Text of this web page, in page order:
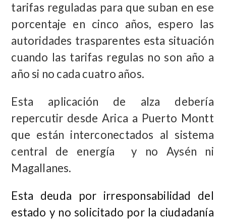
tarifas reguladas para que suban en ese
porcentaje en cinco años, espero las
autoridades trasparentes esta situación
cuando las tarifas regulas no son año a
año si no cada cuatro años.
Esta aplicación de alza debería
repercutir desde Arica a Puerto Montt
que están interconectados al sistema
central de energía y no Aysén ni
Magallanes.
Esta deuda por irresponsabilidad del
estado y no solicitado por la ciudadanía